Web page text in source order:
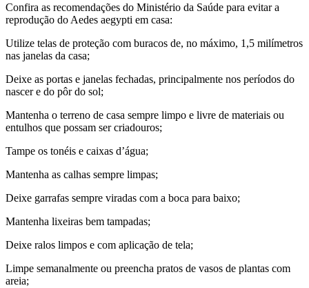
Confira as recomendações do Ministério da Saúde para evitar a
reprodução do Aedes aegypti em casa:
Utilize telas de proteção com buracos de, no máximo, 1,5 milímetros
nas janelas da casa;
Deixe as portas e janelas fechadas, principalmente nos períodos do
nascer e do pôr do sol;
Mantenha o terreno de casa sempre limpo e livre de materiais ou
entulhos que possam ser criadouros;
Tampe os tonéis e caixas d’água;
Mantenha as calhas sempre limpas;
Deixe garrafas sempre viradas com a boca para baixo;
Mantenha lixeiras bem tampadas;
Deixe ralos limpos e com aplicação de tela;
Limpe semanalmente ou preencha pratos de vasos de plantas com
areia;